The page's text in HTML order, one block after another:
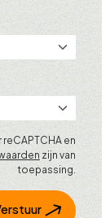
en
zijn van
toepassing.